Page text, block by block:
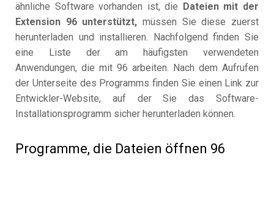
ähnliche Software vorhanden ist, die Dateien mit der
Extension 96 unterstützt, müssen Sie diese zuerst
herunterladen und installieren. Nachfolgend finden Sie
eine Liste der am häufigsten verwendeten
Anwendungen, die mit 96 arbeiten. Nach dem Aufrufen
der Unterseite des Programms finden Sie einen Link zur
Entwickler-Website, auf der Sie das Software-
Installationsprogramm sicher herunterladen können.
Programme, die Dateien öffnen 96